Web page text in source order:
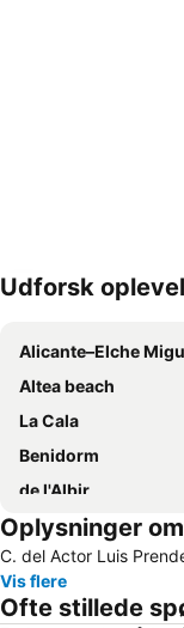
Udvid kort
Udforsk
Alicante–Elche Miguel
Altea beach
La Cala
Benidorm
de l'Albir
El Altet
Postiguet Strand
Levante stranden
Oplysninger
C. del Actor Luis
Vis flere
Ofte stillede